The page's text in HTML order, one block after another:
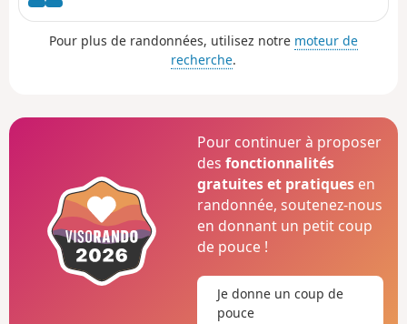
Pour plus de randonnées, utilisez notre moteur de
recherche.
Pour continuer à proposer
desfonctionnalités
gratuites et pratiques en
randonnée, soutenez-nous
en donnant un petit coup
de pouce !
Je donne un coup de
pouce